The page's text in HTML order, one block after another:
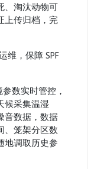
淘汰动物可
上传归档，完
，保障 SPF
数实时管控，
候采集温湿
音数据，数据
、笼架分区数
地调取历史参